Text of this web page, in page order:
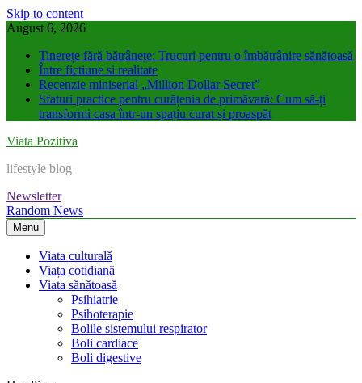
Skip to content
August 6, 2026
Tinerețe fără bătrânețe: Trucuri pentru o îmbătrânire sănătoasă
Între fictiune si realitate
Recenzie miniserial „Million Dollar Secret”
Sfaturi practice pentru curățenia de primăvară: Cum să-ți
transformi casa într-un spațiu curat și proaspăt
Viata Pozitiva
lifestyle blog
Newsletter
Random News
Menu
Viata culturală
Viața cotidiană
Viata sănătoasă
Psihiatrie
Psihoterapie
Bolile sistemului respirator
Boli cardiace
Boli digestive